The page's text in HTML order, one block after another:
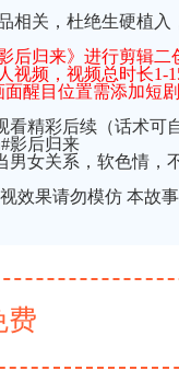
相关，杜绝生硬植入
后归来》进行剪辑
视频，视频总时长1-
醒目位置需添加短
看精彩后续（话术可
影后归来
男女关系，软色情，
效果请勿模仿 本故
费